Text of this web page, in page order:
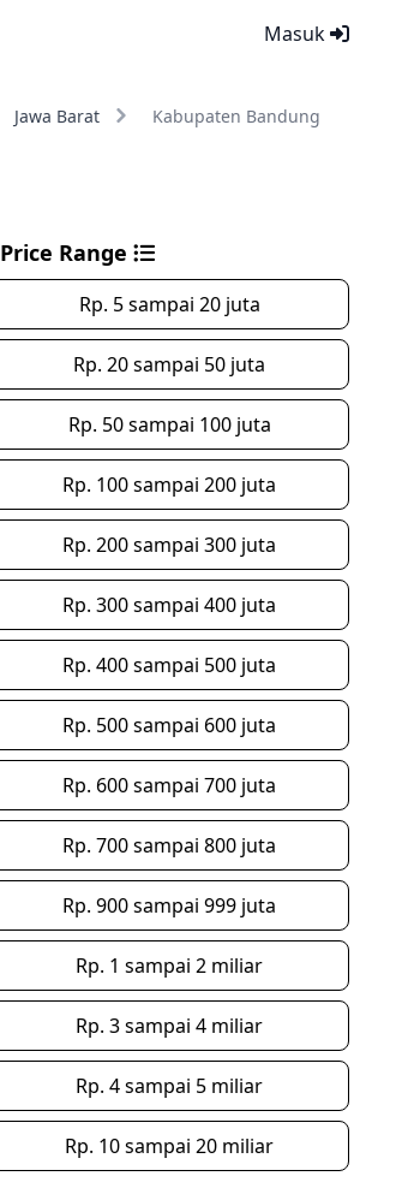
Masuk
Jawa Barat Kabupaten Bandung
Price Range
Rp. 5 sampai 20 juta
Rp. 20 sampai 50 juta
Rp. 50 sampai 100 juta
Rp. 100 sampai 200 juta
Rp. 200 sampai 300 juta
Rp. 300 sampai 400 juta
Rp. 400 sampai 500 juta
Rp. 500 sampai 600 juta
Rp. 600 sampai 700 juta
Rp. 700 sampai 800 juta
Rp. 900 sampai 999 juta
Rp. 1 sampai 2 miliar
Rp. 3 sampai 4 miliar
Rp. 4 sampai 5 miliar
Rp. 10 sampai 20 miliar